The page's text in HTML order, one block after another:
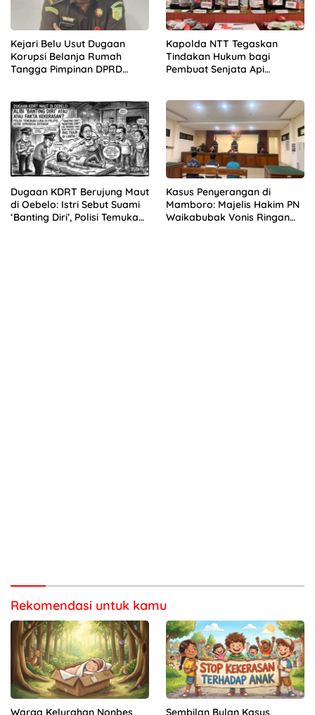
Kejari Belu Usut Dugaan
Korupsi Belanja Rumah
Tangga Pimpinan DPRD
Kapolda NTT Tegaskan
Tindakan Hukum bagi
Pembuat Senjata Api
Dugaan KDRT Berujung Maut
di Oebelo: Istri Sebut Suami
‘Banting Diri’, Polisi Temukan
Kasus Penyerangan di
Mamboro: Majelis Hakim PN
Waikabubak Vonis Ringan
Rekomendasi untuk kamu
Warga Kelurahan Nonbes Sembilan Bulan Kasus